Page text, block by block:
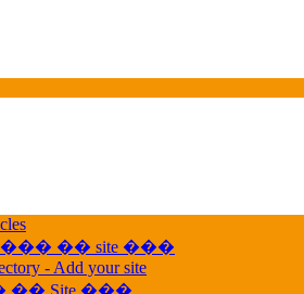
��� �� site ���
- Add your site
Site ���